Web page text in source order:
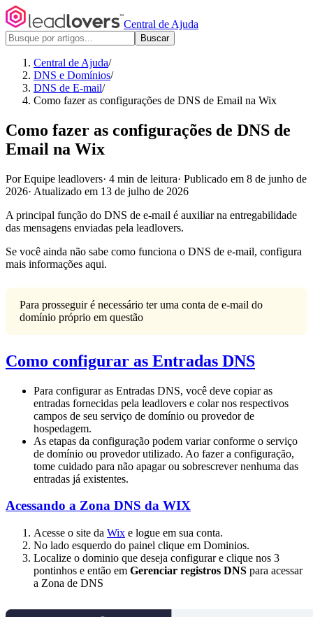
Central de Ajuda
Buscar
Central de Ajuda/
DNS e Domínios/
DNS de E-mail/
Como fazer as configurações de DNS de Email na Wix
Como fazer as configurações de DNS de
Email na Wix
Por Equipe leadlovers· 4 min de leitura· Publicado em 8 de junho de
2026· Atualizado em 13 de julho de 2026
A principal função do DNS de e-mail é auxiliar na entregabilidade
das mensagens enviadas pela leadlovers.
Se você ainda não sabe como funciona o DNS de e-mail, configura
mais informações aqui.
Para prosseguir é necessário ter uma conta de e-mail do
domínio próprio em questão
Como configurar as Entradas DNS
Para configurar as Entradas DNS, você deve copiar as
entradas fornecidas pela leadlovers e colar nos respectivos
campos de seu serviço de domínio ou provedor de
hospedagem.
As etapas da configuração podem variar conforme o serviço
de domínio ou provedor utilizado. Ao fazer a configuração,
tome cuidado para não apagar ou sobrescrever nenhuma das
entradas já existentes.
Acessando a Zona DNS da WIX
Acesse o site da Wix e logue em sua conta.
No lado esquerdo do painel clique em Dominios.
Localize o dominio que deseja configurar e clique nos 3
pontinhos e então em Gerenciar registros DNS para acessar
a Zona de DNS